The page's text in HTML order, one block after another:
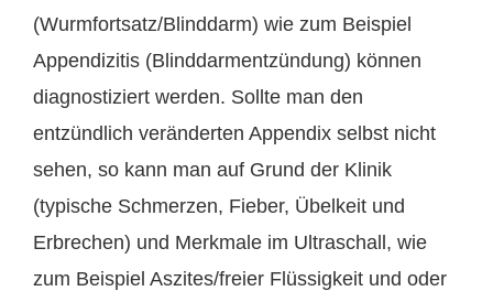
(Wurmfortsatz/Blinddarm) wie zum Beispiel
Appendizitis (Blinddarmentzündung) können
diagnostiziert werden. Sollte man den
entzündlich veränderten Appendix selbst nicht
sehen, so kann man auf Grund der Klinik
(typische Schmerzen, Fieber, Übelkeit und
Erbrechen) und Merkmale im Ultraschall, wie
zum Beispiel Aszites/freier Flüssigkeit und oder